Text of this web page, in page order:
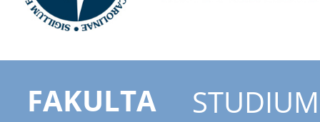
FAKULTA
STUDIUM